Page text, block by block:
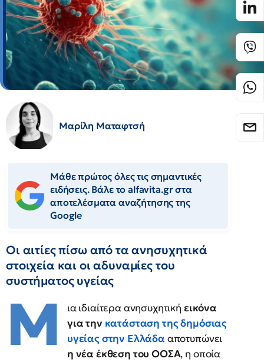
Μαρίλη Ματαφτσή
Μάθε πρώτος όλες τις σημαντικές
ειδήσεις. Βάλε το alfavita.gr στα
αποτελέσματα αναζήτησης της
Google
Οι αιτίες πίσω από τα ανησυχητικά
στοιχεία και οι αδυναμίες του
συστήματος υγείας
Μ ια ιδιαίτερα ανησυχητική εικόνα
για την κατάσταση της δημόσιας
υγείαςστην Ελλάδα αποτυπώνει
η νέα έκθεση του ΟΟΣΑ, η οποία